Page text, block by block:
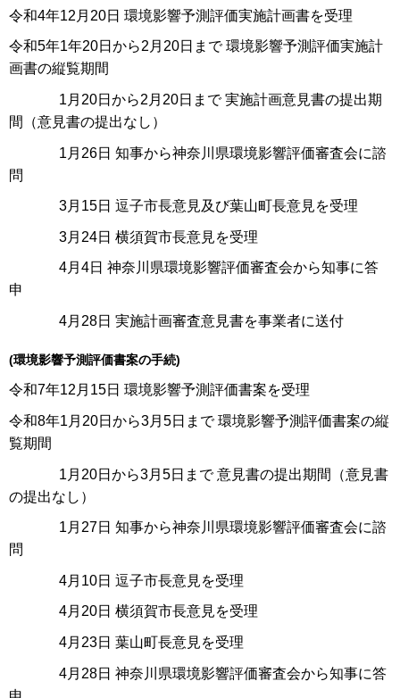
令和4年12月20日 環境影響予測評価実施計画書を受理
令和5年1年20日から2月20日まで 環境影響予測評価実施計
画書の縦覧期間
1月20日から2月20日まで 実施計画意見書の提出期
間（意見書の提出なし）
1月26日 知事から神奈川県環境影響評価審査会に諮
問
3月15日 逗子市長意見及び葉山町長意見を受理
3月24日 横須賀市長意見を受理
4月4日 神奈川県環境影響評価審査会から知事に答
申
4月28日 実施計画審査意見書を事業者に送付
(環境影響予測評価書案の手続)
令和7年12月15日 環境影響予測評価書案を受理
令和8年1月20日から3月5日まで 環境影響予測評価書案の縦
覧期間
1月20日から3月5日まで 意見書の提出期間（意見書
の提出なし）
1月27日 知事から神奈川県環境影響評価審査会に諮
問
4月10日 逗子市長意見を受理
4月20日 横須賀市長意見を受理
4月23日 葉山町長意見を受理
4月28日 神奈川県環境影響評価審査会から知事に答